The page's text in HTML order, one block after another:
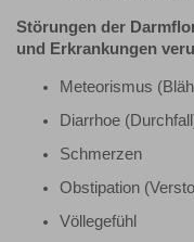
Störungen der
und Erkrankungen
Meteorismus
Diarrhoe
Schmerzen
Obstipation
Völlegefühl